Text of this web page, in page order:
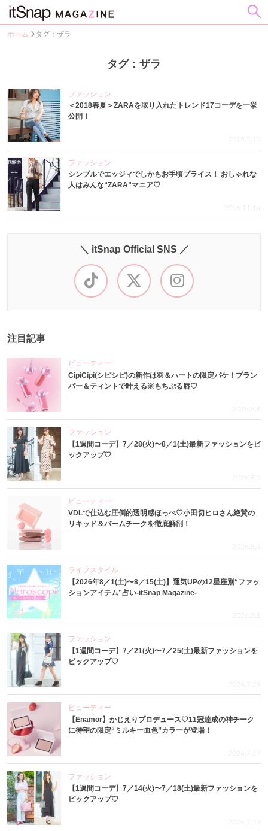
ホーム タグ：ザラ
タグ：ザラ
ファッション
＜2018春夏＞ZARAを取り入れたトレンド17コーデを一挙
公開！
2018.5.10
ファッション
シンプルでエッジィでしかもお手頃プライス！ おしゃれな
人はみんな“ZARA”マニア♡
2016.11.14
＼ itSnap Official SNS ／
注目記事
ビューティー
CipiCipi(シピシピ)の新作は羽＆ハートの限定パケ！プラン
パー＆ティントで叶える※もちぷる唇♡
2026.8.6
ファッション
【1週間コーデ】7／28(火)〜8／1(土)最新ファッションをピ
ックアップ♡
2026.8.5
ビューティー
VDLで仕込む圧倒的透明感ほっぺ♡小田切ヒロさん絶賛の
リキッド＆バームチークを徹底解剖！
2026.8.4
ライフスタイル
【2026年8／1(土)〜8／15(土)】運気UPの12星座別“ファッ
ションアイテム”占い-itSnap Magazine-
2026.8.1
ファッション
【1週間コーデ】7／21(火)〜7／25(土)最新ファッションを
ピックアップ♡
2026.7.29
ビューティー
【Enamor】かじえりプロデュース♡11冠達成の神チーク
に待望の限定“ミルキー血色”カラーが登場！
2026.7.27
ファッション
【1週間コーデ】7／14(火)〜7／18(土)最新ファッションを
ピックアップ♡
2026.7.23